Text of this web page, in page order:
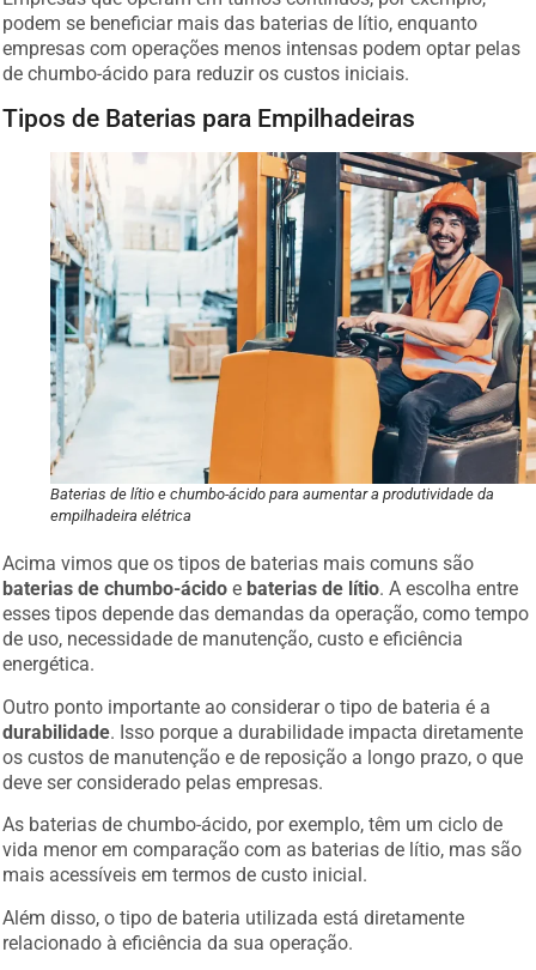
podem se beneficiar mais das baterias de lítio, enquanto
empresas com operações menos intensas podem optar pelas
de chumbo-ácido para reduzir os custos iniciais.
Tipos de Baterias para Empilhadeiras
Baterias de lítio e chumbo-ácido para aumentar a produtividade da
empilhadeira elétrica
Acima vimos que os tipos de baterias mais comuns são
baterias de chumbo-ácido e baterias de lítio. A escolha entre
esses tipos depende das demandas da operação, como tempo
de uso, necessidade de manutenção, custo e eficiência
energética.
Outro ponto importante ao considerar o tipo de bateria é a
durabilidade. Isso porque a durabilidade impacta diretamente
os custos de manutenção e de reposição a longo prazo, o que
deve ser considerado pelas empresas.
As baterias de chumbo-ácido, por exemplo, têm um ciclo de
vida menor em comparação com as baterias de lítio, mas são
mais acessíveis em termos de custo inicial.
Além disso, o tipo de bateria utilizada está diretamente
relacionado à eficiência da sua operação.